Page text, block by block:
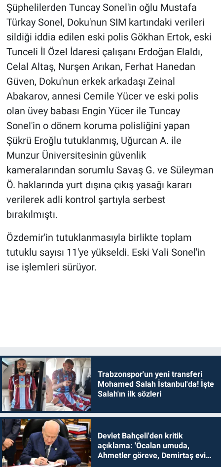
Şüphelilerden Tuncay Sonel'in oğlu Mustafa
Türkay Sonel, Doku'nun SIM kartındaki verileri
sildiği iddia edilen eski polis Gökhan Ertok, eski
Tunceli İl Özel İdaresi çalışanı Erdoğan Elaldı,
Celal Altaş, Nurşen Arıkan, Ferhat Hanedan
Güven, Doku'nun erkek arkadaşı Zeinal
Abakarov, annesi Cemile Yücer ve eski polis
olan üvey babası Engin Yücer ile Tuncay
Sonel'in o dönem koruma polisliğini yapan
Şükrü Eroğlu tutuklanmış, Uğurcan A. ile
Munzur Üniversitesinin güvenlik
kameralarından sorumlu Savaş G. ve Süleyman
Ö. haklarında yurt dışına çıkış yasağı kararı
verilerek adli kontrol şartıyla serbest
bırakılmıştı.
Özdemir'in tutuklanmasıyla birlikte toplam
tutuklu sayısı 11'ye yükseldi. Eski Vali Sonel'in
ise işlemleri sürüyor.
Trabzonspor'un yeni transferi
Mohamed Salah İstanbul'da! İşte
Salah'ın ilk sözleri
Devlet Bahçeli'den kritik
açıklama: 'Öcalan umuda,
Ahmetler göreve, Demirtaş evine